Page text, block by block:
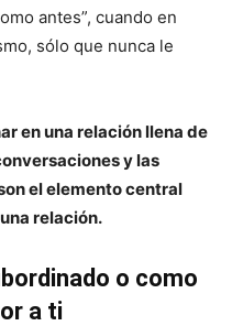
antes”, cuando en
sólo que nunca le
en una relación llena de
y las
el elemento central
relación.
o como
a ti